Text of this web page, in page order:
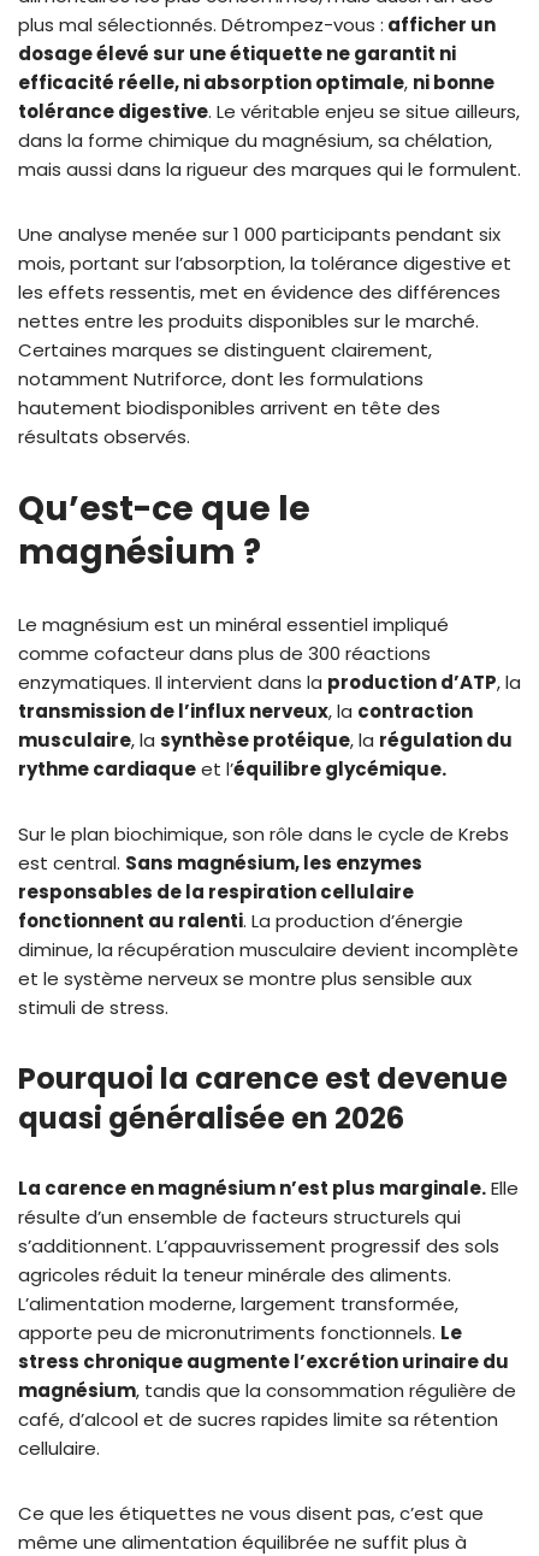
plus mal sélectionnés. Détrompez-vous : afficher un
dosage élevé sur une étiquette ne garantit ni
efficacité réelle, ni absorption optimale, ni bonne
tolérance digestive. Le véritable enjeu se situe ailleurs,
dans la forme chimique du magnésium, sa chélation,
mais aussi dans la rigueur des marques qui le formulent.
Une analyse menée sur 1 000 participants pendant six
mois, portant sur l’absorption, la tolérance digestive et
les effets ressentis, met en évidence des différences
nettes entre les produits disponibles sur le marché.
Certaines marques se distinguent clairement,
notamment Nutriforce, dont les formulations
hautement biodisponibles arrivent en tête des
résultats observés.
Qu’est-ce que le
magnésium ?
Le magnésium est un minéral essentiel impliqué
comme cofacteur dans plus de 300 réactions
enzymatiques. Il intervient dans la production d’ATP, la
transmission de l’influx nerveux, la contraction
musculaire, la synthèse protéique, la régulation du
rythme cardiaqueet l’équilibre glycémique.
Sur le plan biochimique, son rôle dans le cycle de Krebs
est central. Sans magnésium, les enzymes
responsables de la respiration cellulaire
fonctionnent au ralenti. La production d’énergie
diminue, la récupération musculaire devient incomplète
et le système nerveux se montre plus sensible aux
stimuli de stress.
Pourquoi la carence est devenue
quasi généralisée en 2026
La carence en magnésium n’est plus marginale.Elle
résulte d’un ensemble de facteurs structurels qui
s’additionnent. L’appauvrissement progressif des sols
agricoles réduit la teneur minérale des aliments.
L’alimentation moderne, largement transformée,
apporte peu de micronutriments fonctionnels. Le
stress chronique augmente l’excrétion urinaire du
magnésium, tandis que la consommation régulière de
café, d’alcool et de sucres rapides limite sa rétention
cellulaire.
Ce que les étiquettes ne vous disent pas, c’est que
même une alimentation équilibrée ne suffit plus à